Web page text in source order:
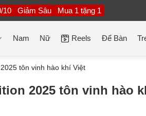
10 Giảm Sâu Mua 1 tặng 1
Nam Nữ Reels Để Bàn
tôn vinh hào khí Việt
2025 tôn vinh hào